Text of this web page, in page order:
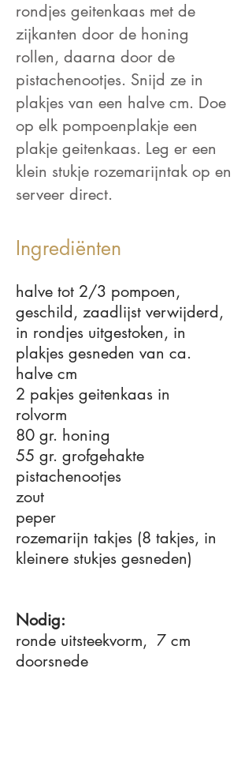
Ingrediënten
halve tot 2/3 pompoen,
geschild, zaadlijst verwijderd,
in rondjes uitgestoken, in
plakjes gesneden van ca.
halve cm
2 pakjes geitenkaas in
rolvorm
80 gr. honing
55 gr. grofgehakte
pistachenootjes
zout
peper
rozemarijn takjes (8 takjes, in
kleinere stukjes gesneden)
Nodig:
ronde uitsteekvorm, 7 cm
doorsnede
rondjes geitenkaas met de
zijkanten door de honing
rollen, daarna door de
pistachenootjes. Snijd ze in
plakjes van een halve cm. Doe
op elk pompoenplakje een
plakje geitenkaas. Leg er een
klein stukje rozemarijntak op en
serveer direct.